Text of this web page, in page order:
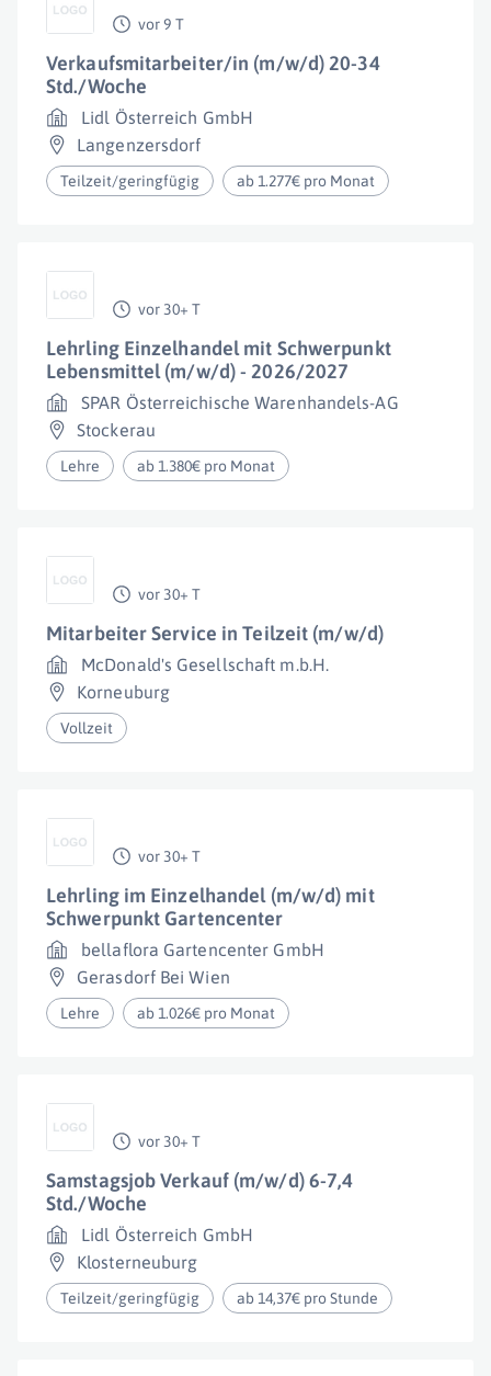
vor 9 T
Verkaufsmitarbeiter/in (m/w/d) 20-34
Std./Woche
Lidl Österreich GmbH
Langenzersdorf
Teilzeit/geringfügig ab 1.277€ pro Monat
vor 30+ T
Lehrling Einzelhandel mit Schwerpunkt
Lebensmittel (m/w/d) - 2026/2027
SPAR Österreichische Warenhandels-AG
Stockerau
Lehre ab 1.380€ pro Monat
vor 30+ T
Mitarbeiter Service in Teilzeit (m/w/d)
McDonald's Gesellschaft m.b.H.
Korneuburg
Vollzeit
vor 30+ T
Lehrling im Einzelhandel (m/w/d) mit
Schwerpunkt Gartencenter
bellaflora Gartencenter GmbH
Gerasdorf Bei Wien
Lehre ab 1.026€ pro Monat
vor 30+ T
Samstagsjob Verkauf (m/w/d) 6-7,4
Std./Woche
Lidl Österreich GmbH
Klosterneuburg
Teilzeit/geringfügig ab 14,37€ pro Stunde